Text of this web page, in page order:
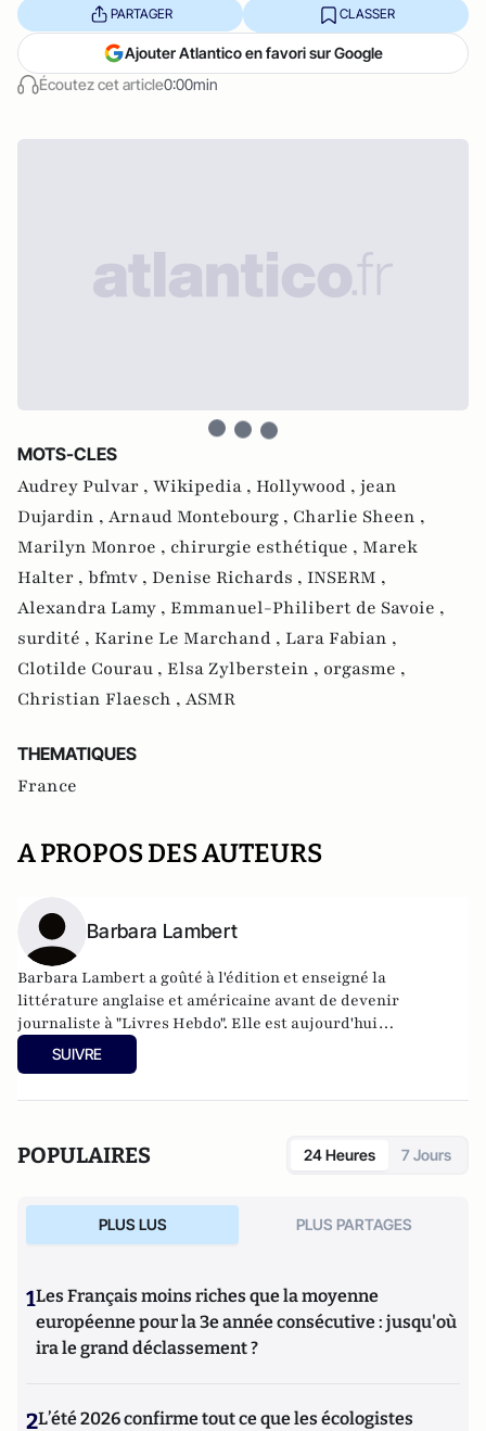
Écoutez cet article0:00min
PARTAGER CLASSER
Ajouter Atlantico en favori sur Google
MOTS-CLES
Audrey Pulvar , Wikipedia , Hollywood , jean
Dujardin , Arnaud Montebourg , Charlie Sheen ,
Marilyn Monroe , chirurgie esthétique , Marek
Halter , bfmtv , Denise Richards , INSERM ,
Alexandra Lamy , Emmanuel-Philibert de Savoie ,
surdité , Karine Le Marchand , Lara Fabian ,
Clotilde Courau , Elsa Zylberstein , orgasme ,
Christian Flaesch , ASMR
THEMATIQUES
France
A PROPOS DES AUTEURS
Barbara Lambert
Barbara Lambert a goûté à l'édition et enseigné la
littérature anglaise et américaine avant de devenir
journaliste à "Livres Hebdo". Elle est aujourd'hui
responsable des rubriques société/idées d'Atlantico.fr.
SUIVRE
POPULAIRES 24 Heures 7 Jours
PLUS LUS PLUS PARTAGES
1Les Français moins riches que la moyenne
européenne pour la 3e année consécutive : jusqu'où
ira le grand déclassement ?
2L’été 2026 confirme tout ce que les écologistes